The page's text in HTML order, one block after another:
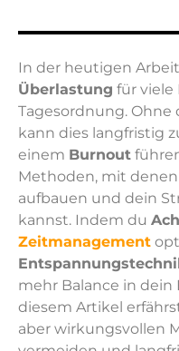
In der heutigen
Überlastung für viele
Tagesordnung.
kann dies langfristig
einem Burnout
Methoden, mit
aufbauen und dein
kannst. Indem du
Zeitmanagement
mehr Balance in dein
diesem Artikel
aber wirkungsvollen